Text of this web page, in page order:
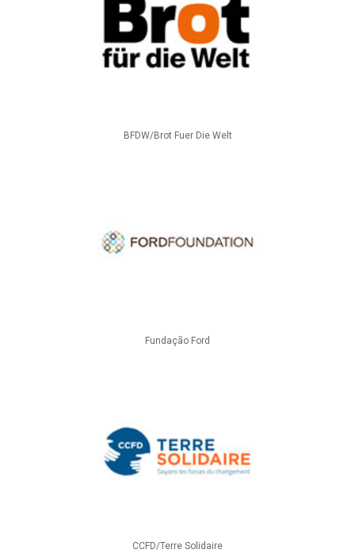
BFDW/Brot Fuer Die Welt
Fundação Ford
CCFD/Terre Solidaire